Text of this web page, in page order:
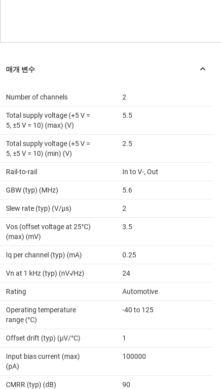
Number of channels 2
Total supply voltage (+5 V =
5, ±5 V = 10) (max) (V)
5.5
Total supply voltage (+5 V =
5, ±5 V = 10) (min) (V)
2.5
Rail-to-rail In to V-, Out
GBW (typ) (MHz) 5.6
Slew rate (typ) (V/µs) 2
Vos (offset voltage at 25°C)
(max) (mV)
3.5
Iq per channel (typ) (mA) 0.25
Vn at 1 kHz (typ) (nV√Hz) 24
Rating Automotive
Operating temperature
range (°C)
-40 to 125
Offset drift (typ) (µV/°C) 1
Input bias current (max)
(pA)
100000
CMRR (typ) (dB) 90